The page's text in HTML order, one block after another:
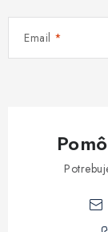
Email